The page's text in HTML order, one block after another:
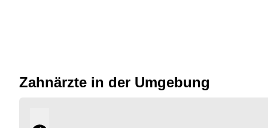
Zahnärzte in der Umgebung